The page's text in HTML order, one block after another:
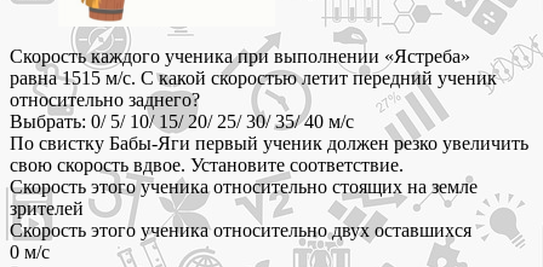
Скорость каждого ученика при выполнении «Ястреба»
равна 1515 м/с. С какой скоростью летит передний ученик
относительно заднего?
Выбрать: 0/ 5/ 10/ 15/ 20/ 25/ 30/ 35/ 40 м/с
По свистку Бабы‑Яги первый ученик должен резко увеличить
свою скорость вдвое. Установите соответствие.
Скорость этого ученика относительно стоящих на земле
зрителей
Скорость этого ученика относительно двух оставшихся
0 м/с